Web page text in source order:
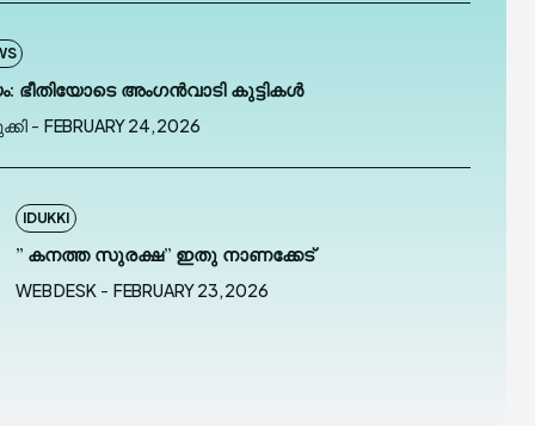
Malayali
Malayali
ഭീതിയോടെ അംഗൻവാടി കുട്ടികൾ
- FEBRUARY 24, 2026
IDUKKI
” കനത്ത സുരക്ഷ” ഇതു നാണക്കേട്‌
WEB DESK - FEBRUARY 23, 2026